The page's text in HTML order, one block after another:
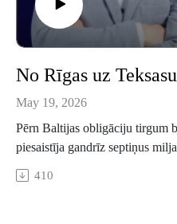
May 19, 2026
Pērn Baltijas obligāciju tirgum
piesaistīja gandrīz septiņus
privātajiem investoriem Latvijā
asociējas ar kaut ko sarežģītu,
410